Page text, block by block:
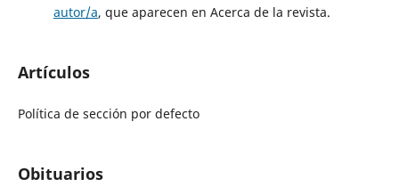
autor/a, que aparecen en Acerca de la revista.
Artículos
Política de sección por defecto
Obituarios